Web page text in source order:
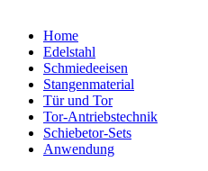
Home
Edelstahl
Schmiedeeisen
Stangenmaterial
Tür und Tor
Tor-Antriebstechnik
Schiebetor-Sets
Anwendung